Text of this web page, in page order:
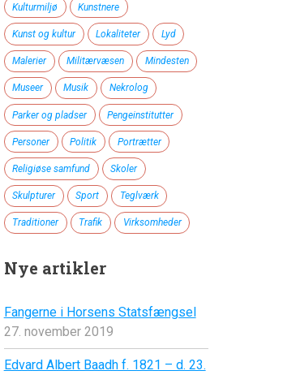
Kulturmiljø Kunstnere
Kunst og kultur Lokaliteter Lyd
Malerier Militærvæsen Mindesten
Museer Musik Nekrolog
Parker og pladser Pengeinstitutter
Personer Politik Portrætter
Religiøse samfund Skoler
Skulpturer Sport Teglværk
Traditioner Trafik Virksomheder
Nye artikler
Fangerne i Horsens Statsfængsel
27. november 2019
Edvard Albert Baadh f. 1821 – d. 23.